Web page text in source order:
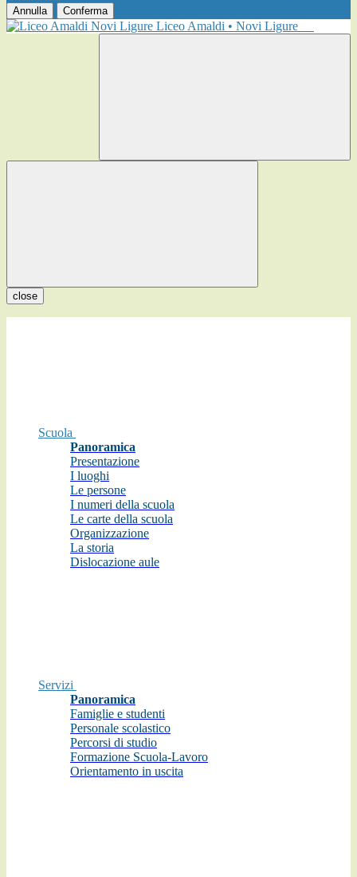
Annulla Conferma
Liceo Amaldi • Novi Ligure
close
Scuola
Panoramica
Presentazione
I luoghi
Le persone
I numeri della scuola
Le carte della scuola
Organizzazione
La storia
Dislocazione aule
Servizi
Panoramica
Famiglie e studenti
Personale scolastico
Percorsi di studio
Formazione Scuola-Lavoro
Orientamento in uscita